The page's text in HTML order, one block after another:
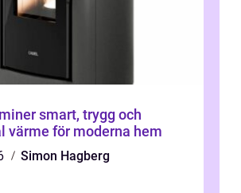
trygg och
värme för moderna hem
Simon Hagberg